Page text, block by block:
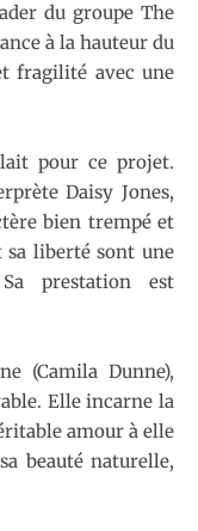
du groupe The
à la hauteur du
fragilité avec une
pour ce projet.
Daisy Jones,
bien trempé et
sa liberté sont une
prestation est
(Camila Dunne),
Elle incarne la
amour à elle
beauté naturelle,